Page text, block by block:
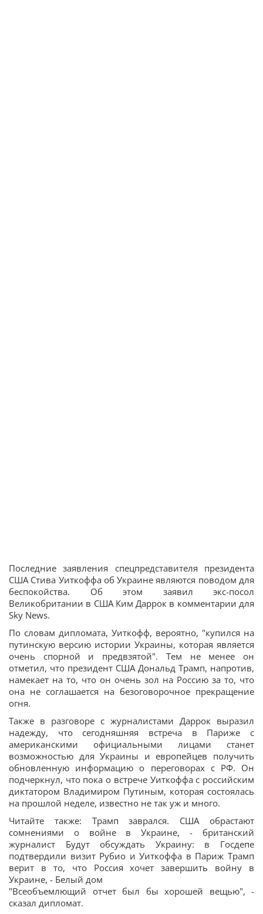
Последние заявления спецпредставителя президента
США Стива Уиткоффа об Украине являются поводом для
беспокойства. Об этом заявил экс-посол
Великобритании в США Ким Даррок в комментарии для
Sky News.
По словам дипломата, Уиткофф, вероятно, "купился на
путинскую версию истории Украины, которая является
очень спорной и предвзятой". Тем не менее он
отметил, что президент США Дональд Трамп, напротив,
намекает на то, что он очень зол на Россию за то, что
она не соглашается на безоговорочное прекращение
огня.
Также в разговоре с журналистами Даррок выразил
надежду, что сегодняшняя встреча в Париже с
американскими официальными лицами станет
возможностью для Украины и европейцев получить
обновленную информацию о переговорах с РФ. Он
подчеркнул, что пока о встрече Уиткоффа с российским
диктатором Владимиром Путиным, которая состоялась
на прошлой неделе, известно не так уж и много.
Читайте также: Трамп заврался. США обрастают
сомнениями о войне в Украине, - британский
журналист Будут обсуждать Украину: в Госдепе
подтвердили визит Рубио и Уиткоффа в Париж Трамп
верит в то, что Россия хочет завершить войну в
Украине, - Белый дом
"Всеобъемлющий отчет был бы хорошей вещью", -
сказал дипломат.